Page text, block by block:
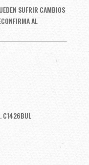
SUFRIR CAMBIOS
AL